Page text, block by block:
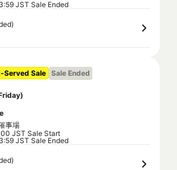
JST Sale Ended
Served Sale
Sale Ended
)
事場
JST Sale Start
JST Sale Ended